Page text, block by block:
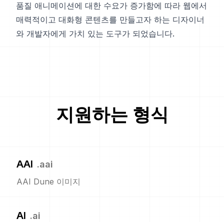
품질 애니메이션에 대한 수요가 증가함에 따라 웹에서
매력적이고 대화형 콘텐츠를 만들고자 하는 디자이너
와 개발자에게 가치 있는 도구가 되었습니다.
지원하는 형식
AAI .aai
AAI Dune 이미지
AI .ai